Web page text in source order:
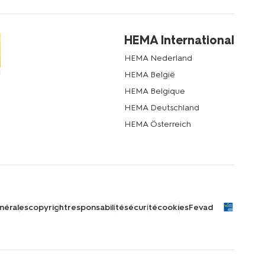
HEMA International
HEMA Nederland
HEMA België
HEMA Belgique
HEMA Deutschland
HEMA Österreich
copyrightresponsabilitésécuritécookiesFevad